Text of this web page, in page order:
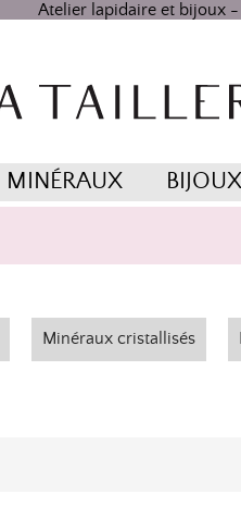
Atelier lapidaire et bijoux -
MINÉRAUX BIJOUX
Minéraux cristallisés